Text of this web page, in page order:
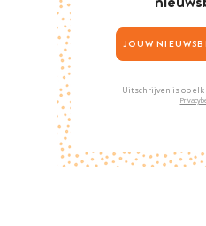
Uitschrijven is op